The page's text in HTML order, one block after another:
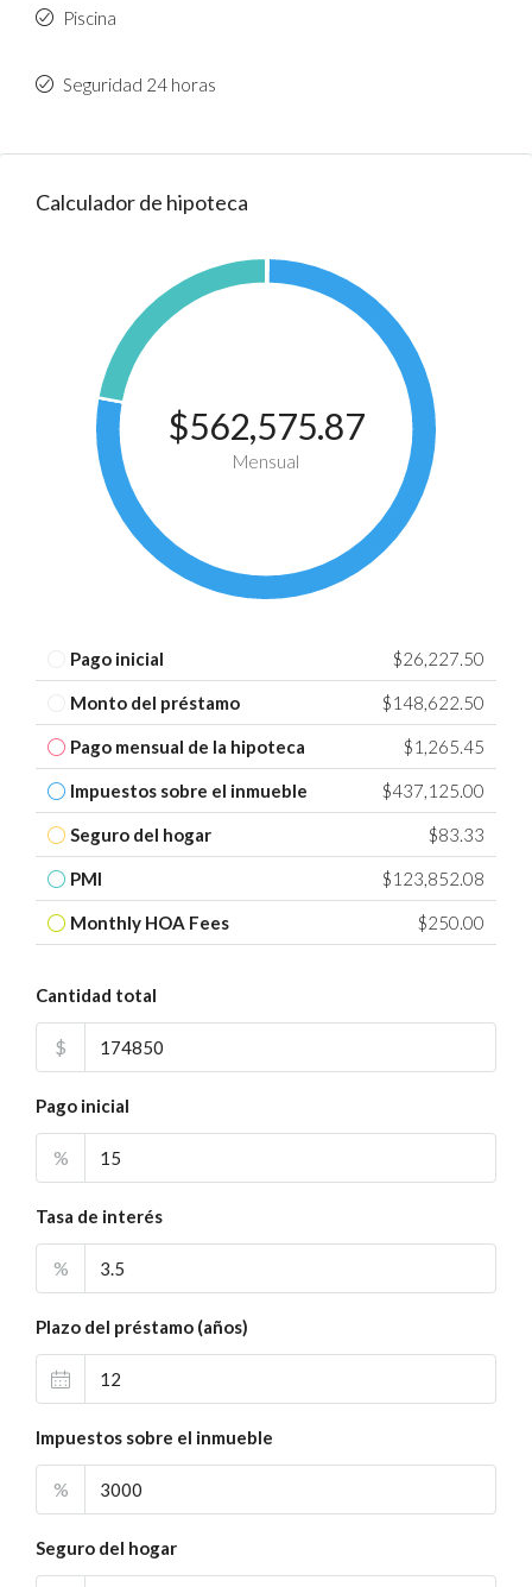
Piscina
Seguridad 24 horas
Calculador de hipoteca
$562,575.87
Mensual
Pago inicial $26,227.50
Monto del préstamo $148,622.50
Pago mensual de la hipoteca $1,265.45
Impuestos sobre el inmueble $437,125.00
Seguro del hogar $83.33
PMI $123,852.08
Monthly HOA Fees $250.00
Cantidad total
$
Pago inicial
%
Tasa de interés
%
Plazo del préstamo (años)
Impuestos sobre el inmueble
%
Seguro del hogar